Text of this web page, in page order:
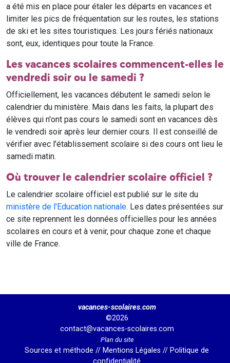
a été mis en place pour étaler les départs en vacances et
limiter les pics de fréquentation sur les routes, les stations
de ski et les sites touristiques. Les jours fériés nationaux
sont, eux, identiques pour toute la France.
Les vacances scolaires commencent-elles le
vendredi soir ou le samedi ?
Officiellement, les vacances débutent le samedi selon le
calendrier du ministère. Mais dans les faits, la plupart des
élèves qui n'ont pas cours le samedi sont en vacances dès
le vendredi soir après leur dernier cours. Il est conseillé de
vérifier avec l'établissement scolaire si des cours ont lieu le
samedi matin.
Où trouver le calendrier scolaire officiel ?
Le calendrier scolaire officiel est publié sur le site du
ministère de l'Education nationale. Les dates présentées sur
ce site reprennent les données officielles pour les années
scolaires en cours et à venir, pour chaque zone et chaque
ville de France.
vacances-scolaires.com
©2026
contact@vacances-scolaires.com
Plan du site
Sources et méthode // Mentions Légales // Politique de